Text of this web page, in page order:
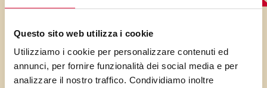
Questo sito web utilizza i cookie
Utilizziamo i cookie per personalizzare contenuti ed
annunci, per fornire funzionalità dei social media e per
analizzare il nostro traffico. Condividiamo inoltre
LO SAPEVI?